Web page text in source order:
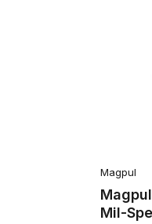
Magpul
Mil-